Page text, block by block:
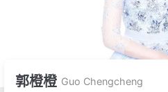
郭橙橙 Guo Chengcheng